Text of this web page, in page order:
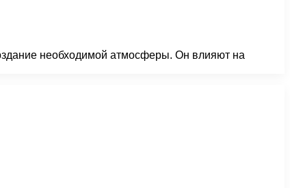
необходимой атмосферы. Он влияют на